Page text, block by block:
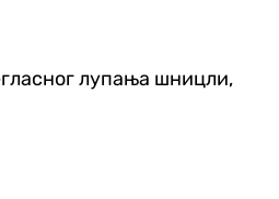
лупања шницли,